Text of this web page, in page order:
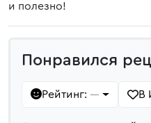
и полезно!
Понравился
Рейтинг: — В